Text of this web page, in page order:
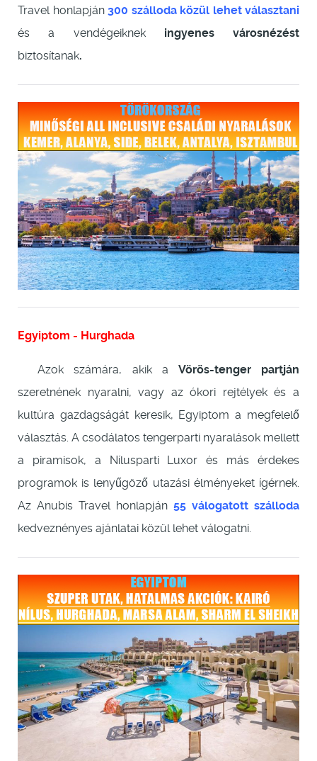
Travel honlapján 300 szálloda közül lehet választani
és a vendégeiknekingyenes városnézést
biztosítanak.
Egyiptom - Hurghada
Azok számára, akik a Vörös-tenger partján
szeretnének nyaralni, vagy az ókori rejtélyek és a
kultúra gazdagságát keresik, Egyiptom a megfelelő
választás. A csodálatos tengerparti nyaralások mellett
a piramisok, a Nílusparti Luxor és más érdekes
programok is lenyűgöző utazási élményeket ígérnek.
Az Anubis Travel honlapján 55 válogatott szálloda
kedveznényes ajánlatai közül lehet válogatni.